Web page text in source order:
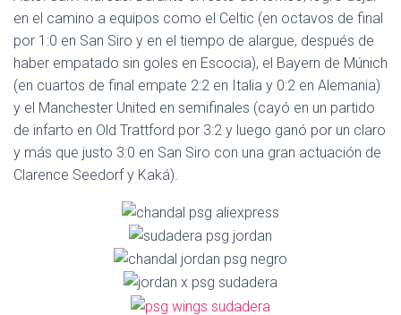
Ó
N
en el camino a equipos como el Celtic (en octavos de final
por 1:0 en San Siro y en el tiempo de alargue, después de
haber empatado sin goles en Escocia), el Bayern de Múnich
(en cuartos de final empate 2:2 en Italia y 0:2 en Alemania)
y el Manchester United en semifinales (cayó en un partido
de infarto en Old Trattford por 3:2 y luego ganó por un claro
y más que justo 3:0 en San Siro con una gran actuación de
Clarence Seedorf y Kaká).